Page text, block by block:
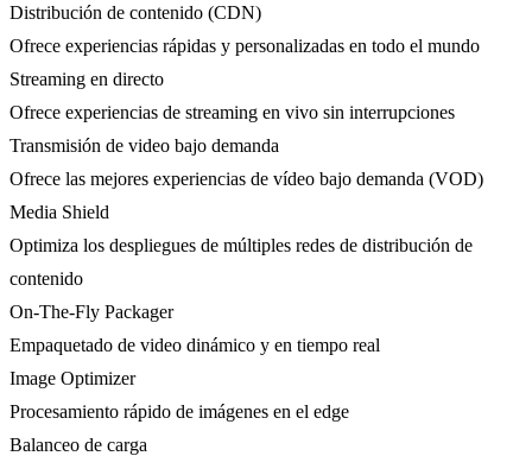
Distribución de contenido (CDN)
Ofrece experiencias rápidas y personalizadas en todo el mundo
Streaming en directo
Ofrece experiencias de streaming en vivo sin interrupciones
Transmisión de video bajo demanda
Ofrece las mejores experiencias de vídeo bajo demanda (VOD)
Media Shield
Optimiza los despliegues de múltiples redes de distribución de
contenido
On-The-Fly Packager
Empaquetado de video dinámico y en tiempo real
Image Optimizer
Procesamiento rápido de imágenes en el edge
Balanceo de carga